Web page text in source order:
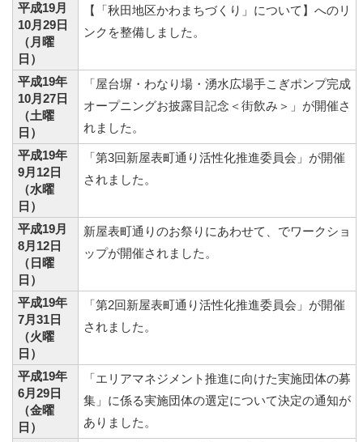
平成19月
10月29日
（月曜
日）
【「秋田地区かわまちづくり」について】へのリ
ンクを整備しました。
平成19年
10月27日
（土曜
日）
「屋台塀・わなり場・湧水広場手こぎポンプ完成
オープニングお披露目記念＜街飲み＞」が開催さ
れました。
平成19年
9月12日
（水曜
日）
「第3回新屋表町通り活性化推進委員会」が開催
されました。
平成19月
8月12日
（日曜
日）
新屋表町通りのお祭りにあわせて、でワークショ
ップが開催されました。
平成19年
7月31日
（火曜
日）
「第2回新屋表町通り活性化推進委員会」が開催
されました。
平成19年
6月29日
（金曜
日）
「エリアマネジメント推進に向けた実施団体の募
集」に係る実施団体の選定について決定の通知が
ありました。